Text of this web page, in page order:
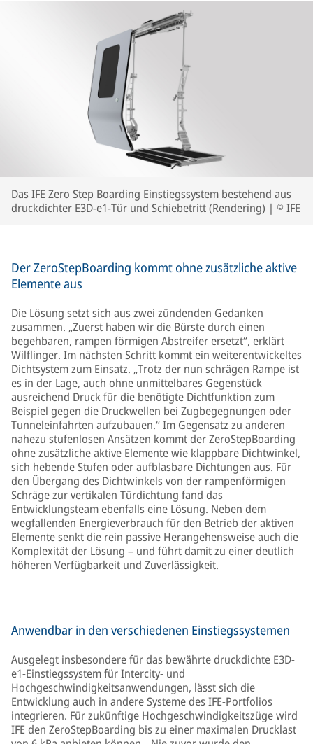
Das IFE Zero Step Boarding Einstiegssystem bestehend aus
druckdichter E3D-e1-Tür und Schiebetritt (Rendering) | © IFE
Der ZeroStepBoarding kommt ohne zusätzliche aktive
Elemente aus
Die Lösung setzt sich aus zwei zündenden Gedanken
zusammen. „Zuerst haben wir die Bürste durch einen
begehbaren, rampen förmigen Abstreifer ersetzt“, erklärt
Wilflinger. Im nächsten Schritt kommt ein weiterentwickeltes
Dichtsystem zum Einsatz. „Trotz der nun schrägen Rampe ist
es in der Lage, auch ohne unmittelbares Gegenstück
ausreichend Druck für die benötigte Dichtfunktion zum
Beispiel gegen die Druckwellen bei Zugbegegnungen oder
Tunneleinfahrten aufzubauen.“ Im Gegensatz zu anderen
nahezu stufenlosen Ansätzen kommt der ZeroStepBoarding
ohne zusätzliche aktive Elemente wie klappbare Dichtwinkel,
sich hebende Stufen oder aufblasbare Dichtungen aus. Für
den Übergang des Dichtwinkels von der rampenförmigen
Schräge zur vertikalen Türdichtung fand das
Entwicklungsteam ebenfalls eine Lösung. Neben dem
wegfallenden Energieverbrauch für den Betrieb der aktiven
Elemente senkt die rein passive Herangehensweise auch die
Komplexität der Lösung – und führt damit zu einer deutlich
höheren Verfügbarkeit und Zuverlässigkeit.
Anwendbar in den verschiedenen Einstiegssystemen
Ausgelegt insbesondere für das bewährte druckdichte E3D-
e1-Einstiegssystem für Intercity- und
Hochgeschwindigkeitsanwendungen, lässt sich die
Entwicklung auch in andere Systeme des IFE-Portfolios
integrieren. Für zukünftige Hochgeschwindigkeitszüge wird
IFE den ZeroStepBoarding bis zu einer maximalen Drucklast